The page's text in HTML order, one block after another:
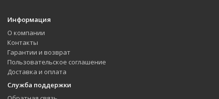
Информация
О компании
Контакты
Гарантии и возврат
Пользовательское соглашение
Доставка и оплата
Служба поддержки